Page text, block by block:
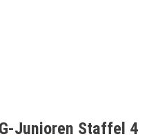
Junioren Staffel 4